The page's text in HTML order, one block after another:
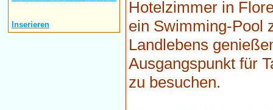
Inserieren
Hotelzimmer in
ein Swimming-Pool
Landlebens
Ausgangspunkt für
zu besuchen.